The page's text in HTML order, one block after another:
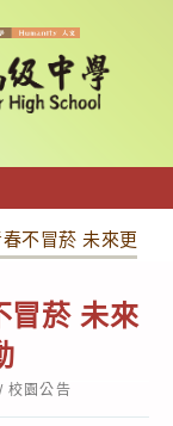
不冒菸 未來更亮
冒菸 未來
/ 校園公告